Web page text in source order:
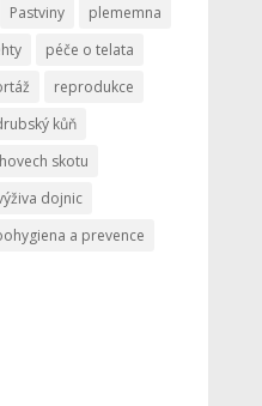
Pastviny
plememna
péče o telata
reprodukce
kůň
skotu
dojnic
a prevence